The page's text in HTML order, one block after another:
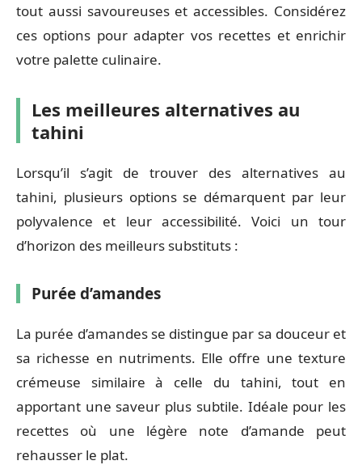
tout aussi savoureuses et accessibles. Considérez
ces options pour adapter vos recettes et enrichir
votre palette culinaire.
Les meilleures alternatives au
tahini
Lorsqu’il s’agit de trouver des alternatives au
tahini, plusieurs options se démarquent par leur
polyvalence et leur accessibilité. Voici un tour
d’horizon des meilleurs substituts :
Purée d’amandes
La purée d’amandes se distingue par sa douceur et
sa richesse en nutriments. Elle offre une texture
crémeuse similaire à celle du tahini, tout en
apportant une saveur plus subtile. Idéale pour les
recettes où une légère note d’amande peut
rehausser le plat.